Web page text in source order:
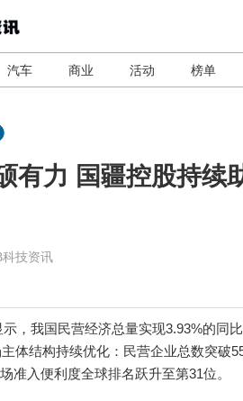
汽车 商业 活动 榜单
有力 国疆控股持续
科技资讯
我国民营经济总量实现3.93%的同比
体结构持续优化：民营企业总数突破
准入便利度全球排名跃升至第31位。